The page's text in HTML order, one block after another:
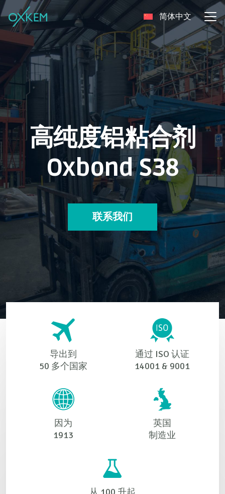
Skip
to
content
简体中文
高纯度铝粘合剂
Oxbond S38
联系我们
导出到
50 多个国家
通过 ISO 认证
14001 & 9001
因为
1913
英国
制造业